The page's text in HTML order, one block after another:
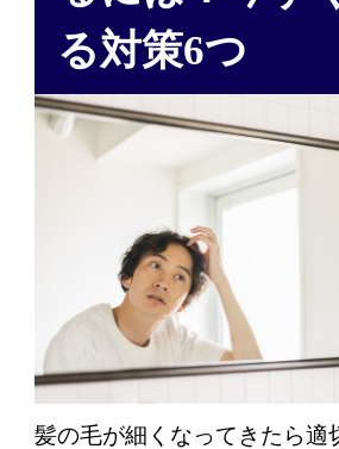
る対策6つ
髪の毛が細くなってきたら適